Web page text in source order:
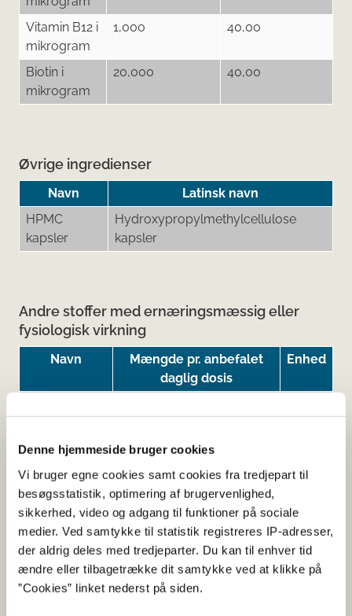
Denne hjemmeside bruger cookies
Vi bruger egne cookies samt cookies fra tredjepart til
besøgsstatistik, optimering af brugervenlighed,
sikkerhed, video og adgang til funktioner på sociale
medier. Ved samtykke til statistik registreres IP-adresser,
der aldrig deles med tredjeparter. Du kan til enhver tid
ændre eller tilbagetrække dit samtykke ved at klikke på
”Cookies” linket nederst på siden.
Vitamin B12 i
mikrogram
1,000 40,00
Biotin i
mikrogram
20,000 40,00
Øvrige ingredienser
Navn
Latinsk navn
HPMC
kapsler
Hydroxypropylmethylcellulose
kapsler
Andre stoffer med ernæringsmæssig eller
fysiologisk virkning
Navn
Mængde pr. anbefalet
daglig dosis
Enhed
ekstrakt
Rødkløver
ekstrakt
240 mg
Salvie
ekstrakt
240 mg